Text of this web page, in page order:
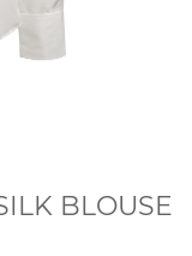
BLOUSE